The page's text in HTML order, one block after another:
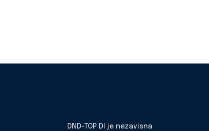
DND-TOP DI je nezavisna